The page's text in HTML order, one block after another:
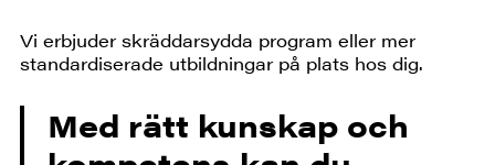
Vi erbjuder skräddarsydda program eller mer
standardiserade utbildningar på plats hos dig.
Med rätt kunskap och